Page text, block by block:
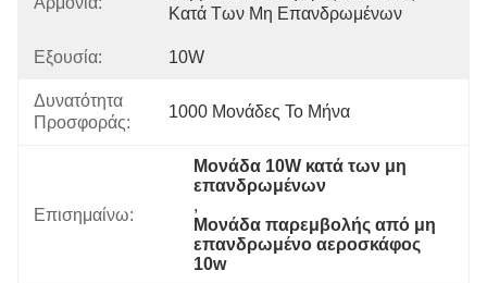
Κατά Των Μη Επανδρωμένων
Εξουσία: 10W
Δυνατότητα
Προσφοράς:
1000 Μονάδες Το Μήνα
Επισημαίνω:
Μονάδα 10W κατά των μη
επανδρωμένων
,
Μονάδα παρεμβολής από μη
επανδρωμένο αεροσκάφος
10w